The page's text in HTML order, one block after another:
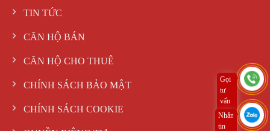
TIN TỨC
CĂN HỘ BÁN
CĂN HỘ CHO THUÊ
CHÍNH SÁCH BẢO MẬT
CHÍNH SÁCH COOKIE
Gọi
tư
vấn
ngay
Nhắn
tin